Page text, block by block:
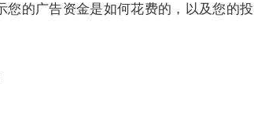
的广告资金是如何花费的，以及您的投